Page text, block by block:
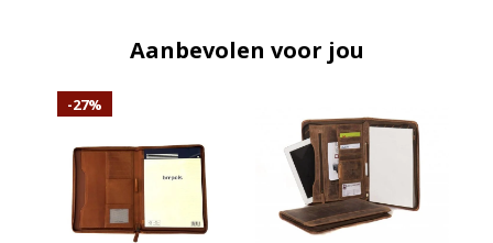
Aanbevolen voor jou
-27%